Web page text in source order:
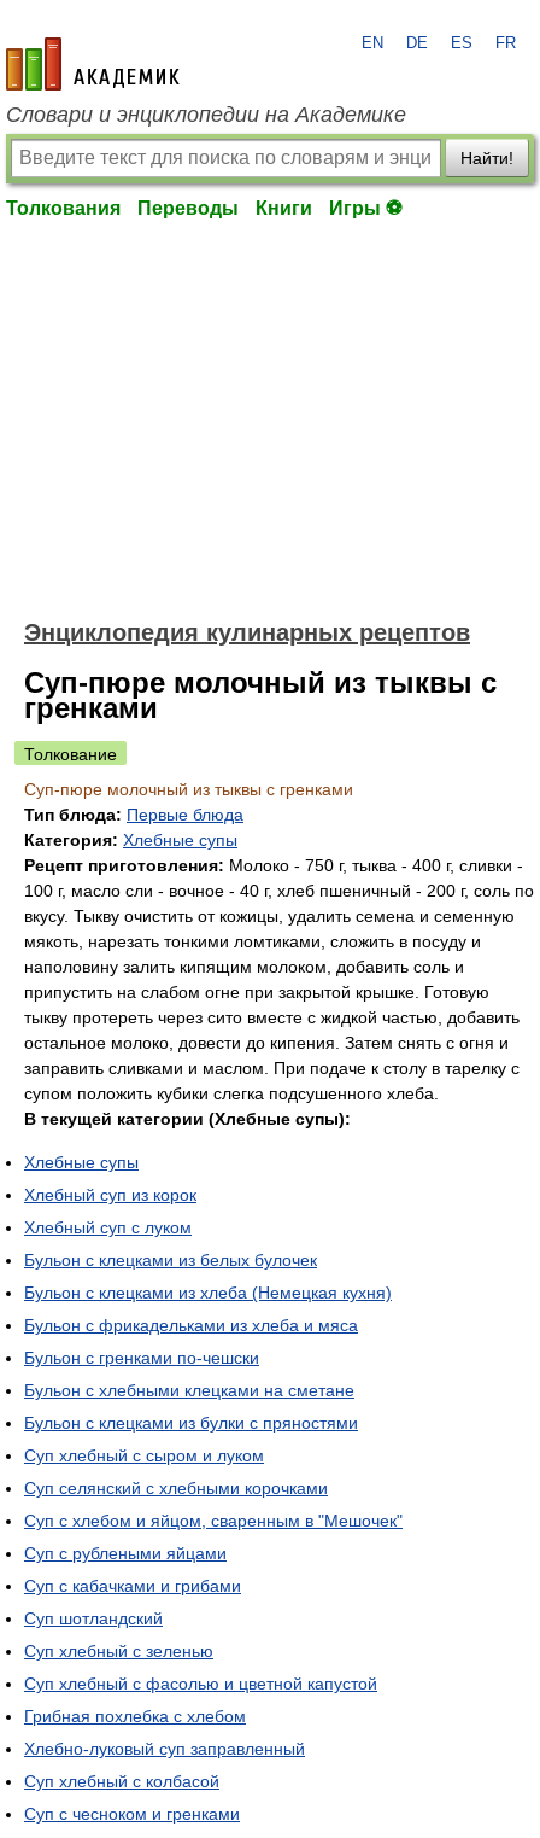
academic.ru
EN DE ES FR
Словари и энциклопедии на Академике
Найти!
Толкования Переводы Книги Игры ⚽
Энциклопедия кулинарных рецептов
Суп-пюре молочный из тыквы с
гренками
Толкование
Суп-пюре молочный из тыквы с гренками
Тип блюда: Первые блюда
Категория: Хлебные супы
Рецепт приготовления: Молоко - 750 г, тыква - 400 г, сливки -
100 г, масло сли - вочное - 40 г, хлеб пшеничный - 200 г, соль по
вкусу. Тыкву очистить от кожицы, удалить семена и семенную
мякоть, нарезать тонкими ломтиками, сложить в посуду и
наполовину залить кипящим молоком, добавить соль и
припустить на слабом огне при закрытой крышке. Готовую
тыкву протереть через сито вместе с жидкой частью, добавить
остальное молоко, довести до кипения. Затем снять с огня и
заправить сливками и маслом. При подаче к столу в тарелку с
супом положить кубики слегка подсушенного хлеба.
В текущей категории (Хлебные супы):
Хлебные супы
Хлебный суп из корок
Хлебный суп с луком
Бульон с клецками из белых булочек
Бульон с клецками из хлеба (Немецкая кухня)
Бульон с фрикадельками из хлеба и мяса
Бульон с гренками по-чешски
Бульон с хлебными клецками на сметане
Бульон с клецками из булки с пряностями
Суп хлебный с сыром и луком
Суп селянский с хлебными корочками
Суп с хлебом и яйцом, сваренным в "Мешочек"
Суп с рублеными яйцами
Суп с кабачками и грибами
Суп шотландский
Суп хлебный с зеленью
Суп хлебный с фасолью и цветной капустой
Грибная похлебка с хлебом
Хлебно-луковый суп заправленный
Суп хлебный с колбасой
Суп с чесноком и гренками